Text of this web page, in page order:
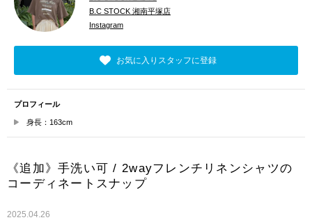
B.C STOCK 湘南平塚店
Instagram
お気に入りスタッフに登録
プロフィール
身長：163cm
《追加》手洗い可 / 2wayフレンチリネンシャツの
コーディネートスナップ
2025.04.26